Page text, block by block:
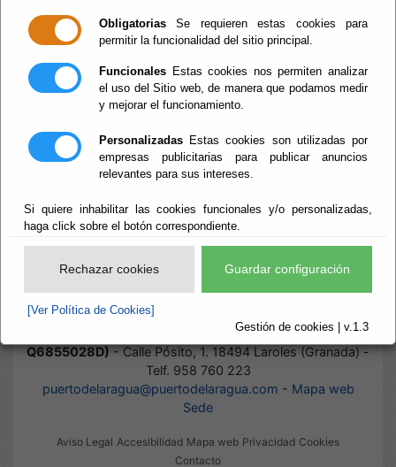
Obligatorias Se requieren estas cookies para
permitir la funcionalidad del sitio principal.
Funcionales Estas cookies nos permiten analizar
el uso del Sitio web, de manera que podamos medir
y mejorar el funcionamiento.
Personalizadas Estas cookies son utilizadas por
empresas publicitarias para publicar anuncios
relevantes para sus intereses.
Si quiere inhabilitar las cookies funcionales y/o personalizadas,
haga click sobre el botón correspondiente.
Rechazar cookies Guardar configuración
[Ver Política de Cookies]
Gestión de cookies | v.1.3
23:42:07
Sab, 8 Agosto 2026
Normas
Consorcio Estación Recreativa Puerto de La Ragua (CIF
Q6855028D)- Calle Pósito, 1. 18494 Laroles (Granada) -
Telf. 958 760 223
puertodelaragua@puertodelaragua.com - Mapa web
Sede
Aviso Legal Accesibilidad Mapa web Privacidad Cookies
Contacto